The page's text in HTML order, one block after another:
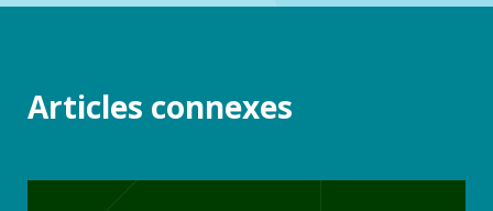
Articles connexes